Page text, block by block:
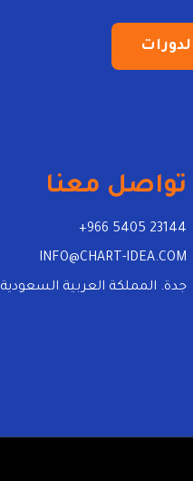
تواصل معنا
+966 5405 23144
INFO@CHART-IDEA.COM
جدة. المملكة العربية السعودية